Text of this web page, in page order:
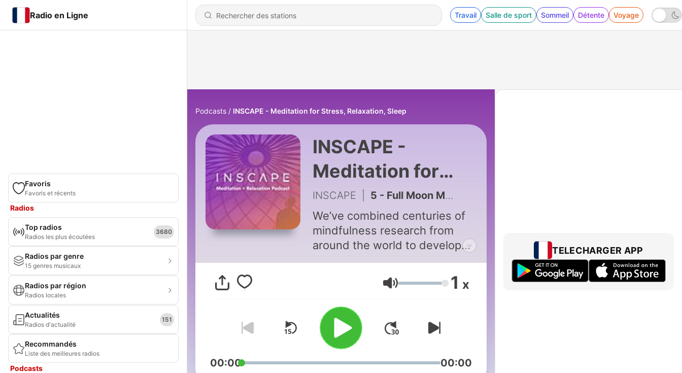
Radio en Ligne Travail Salle de sport Sommeil Détente Voyage
Favoris
Favoris et récents
Radios
Top radios
Radios les plus écoutées
3680
Radios par genre
15 genres musicaux
Radios par région
Radios locales
Actualités
Radios d'actualité
151
Recommandés
Liste des meilleures radios
Podcasts
Podcasts INSCAPE - Meditation for Stress, Relaxation, Sleep
INSCAPE -
Meditation for
Stress,
Relaxation, Sleep
INSCAPE 5 - Full Moon Meditation
We’ve combined centuries of
mindfulness research from
around the world to develop
an extensive library of guided
meditations so you can stress
less and find more joy in your
life. Enrich your mind, your
health and your life by adding
just a few minutes of
mindfulness to each day.
Download the INSCAPE app
Volume 1 x
00:00 00:00
TELECHARGER APP